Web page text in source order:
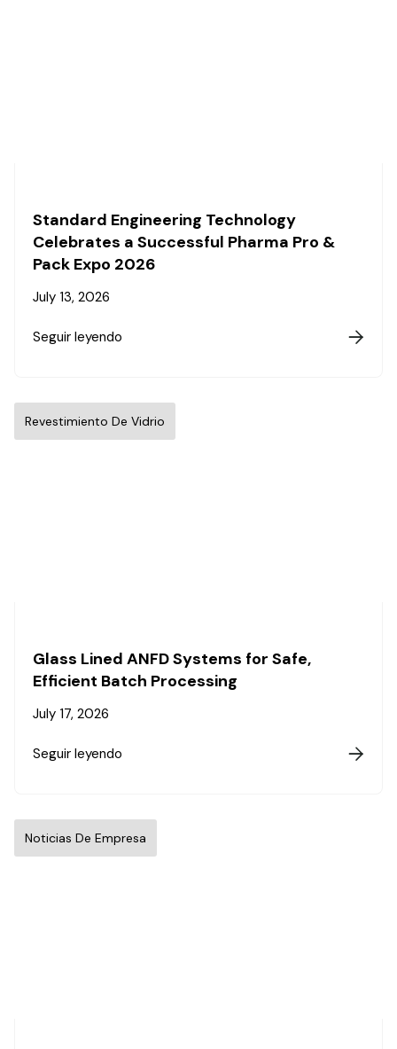
Standard Engineering Technology
Celebrates a Successful Pharma Pro &
Pack Expo 2026
July 13, 2026
Seguir leyendo 
Glass Lined ANFD Systems for Safe,
Efficient Batch Processing
July 17, 2026
Seguir leyendo 
Revestimiento De Vidrio
Noticias De Empresa